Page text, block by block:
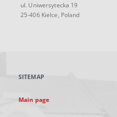
ul. Uniwersytecka 19
25-406 Kielce, Poland
SITEMAP
Main page